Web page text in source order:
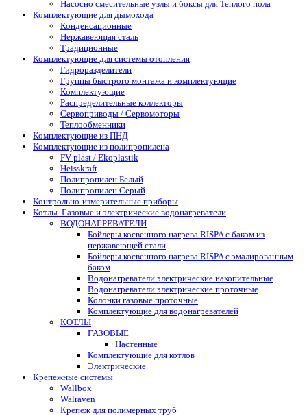
Насосно смесительные узлы и боксы для Теплого пола
Комплектующие для дымохода
Конденсационные
Нержавеющая сталь
Традиционные
Комплектующие для системы отопления
Гидроразделители
Группы быстрого монтажа и комплектующие
Комплектующие
Распределительные коллекторы
Сервоприводы / Сервомоторы
Теплообменники
Комплектующие из ПНД
Комплектующие из полипропилена
FV-plast / Ekoplastik
Heisskraft
Полипропилен Белый
Полипропилен Серый
Контрольно-измерительные приборы
Котлы. Газовые и электрические водонагреватели
ВОДОНАГРЕВАТЕЛИ
Бойлеры косвенного нагрева RISPA с баком из
нержавеющей стали
Бойлеры косвенного нагрева RISPA с эмалированным
баком
Водонагреватели электрические накопительные
Водонагреватели электрические проточные
Колонки газовые проточные
Комплектующие для водонагревателей
КОТЛЫ
ГАЗОВЫЕ
Настенные
Комплектующие для котлов
Электрические
Крепежные системы
Wallbox
Walraven
Крепеж для полимерных труб